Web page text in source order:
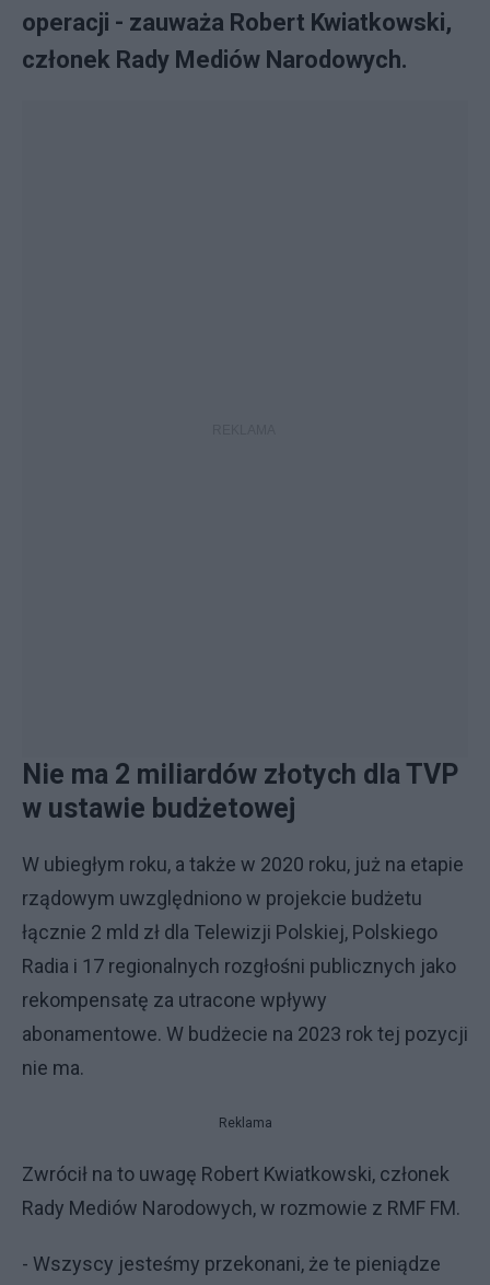
operacji - zauważa Robert Kwiatkowski,
członek Rady Mediów Narodowych.
Nie ma 2 miliardów złotych dla TVP
w ustawie budżetowej
W ubiegłym roku, a także w 2020 roku, już na etapie
rządowym uwzględniono w projekcie budżetu
łącznie 2 mld zł dla Telewizji Polskiej, Polskiego
Radia i 17 regionalnych rozgłośni publicznych jako
rekompensatę za utracone wpływy
abonamentowe. W budżecie na 2023 rok tej pozycji
nie ma.
Reklama
Zwrócił na to uwagę Robert Kwiatkowski, członek
Rady Mediów Narodowych, w rozmowie z RMF FM.
- Wszyscy jesteśmy przekonani, że te pieniądze